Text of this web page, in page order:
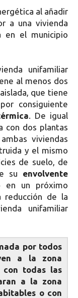
al añadir
a una vivienda
en el municipio
unifamiliar
al menos dos
que tiene
consiguiente
. De igual
con dos plantas
viviendas
y el mismo
de suelo, de
su envolvente
en un próximo
reducción de la
unifamiliar
por todos
a la zona
todas las
a la zona
o con